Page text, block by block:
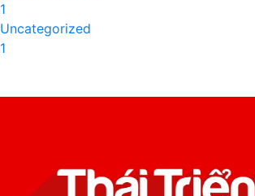
1
Uncategorized
1